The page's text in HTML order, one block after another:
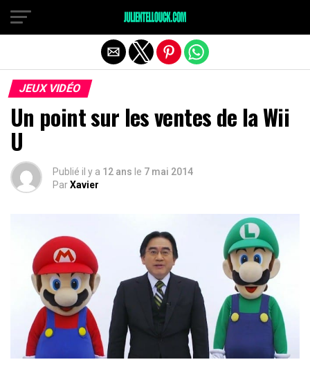
JEUX VIDÉO
Un point sur les ventes de la Wii
U
Publié il y a 12 ans le 7 mai 2014
ParXavier